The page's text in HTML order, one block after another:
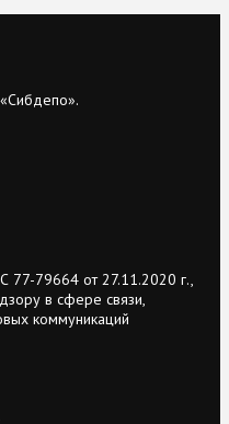
79664 от 27.11.2020 г.,
в сфере связи,
коммуникаций